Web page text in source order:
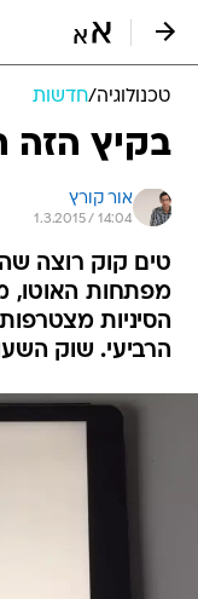
טכנולוגיה/חדשות
בקיץ הזה
אור קורץ
1.3.2015 / 14:04
טים קוק רוצה
מפתחות האוטו,
הרביעי. שוק